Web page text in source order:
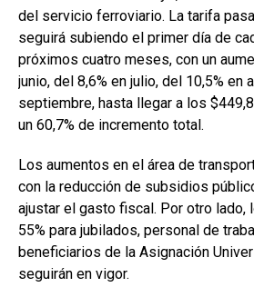
del servicio ferroviario. La tarifa
seguirá subiendo el primer día de
próximos cuatro meses, con un
junio, del 8,6% en julio, del 10,5% en
septiembre, hasta llegar a los
un 60,7% de incremento total.
Los aumentos en el área de
con la reducción de subsidios
ajustar el gasto fiscal. Por otro lado,
55% para jubilados, personal de
beneficiarios de la Asignación
seguirán en vigor.